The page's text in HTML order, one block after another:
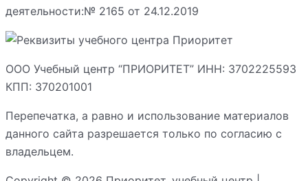
деятельности:№ 2165 от 24.12.2019
ООО Учебный центр “ПРИОРИТЕТ” ИНН: 3702225593
КПП: 370201001
Перепечатка, а равно и использование материалов
данного сайта разрешается только по согласию с
владельцем.